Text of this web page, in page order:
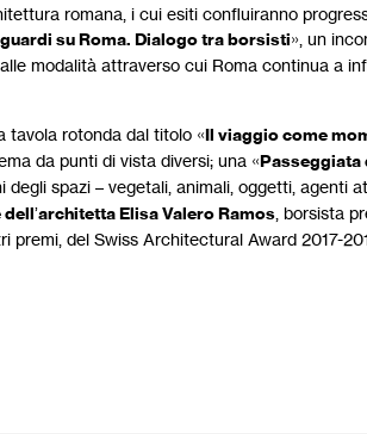
romana, i cui esiti confluiranno
su Roma. Dialogo tra borsisti», un
modalità attraverso cui Roma continua a
tavola rotonda dal titolo «Il viaggio come
da punti di vista diversi; una «Passeggiata
spazi – vegetali, animali, oggetti, agenti
dell’architetta Elisa Valero Ramos , borsista
del Swiss Architectural Award 2017-